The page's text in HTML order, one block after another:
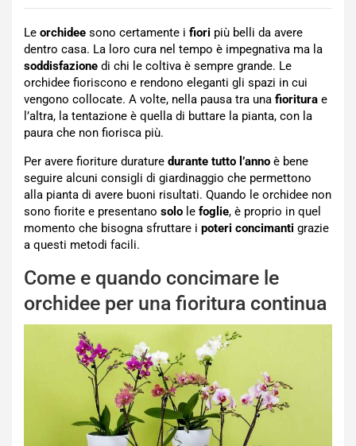
Le orchidee sono certamente i fiori più belli da avere
dentro casa. La loro cura nel tempo è impegnativa ma la
soddisfazione di chi le coltiva è sempre grande. Le
orchidee fioriscono e rendono eleganti gli spazi in cui
vengono collocate. A volte, nella pausa tra una fioritura e
l’altra, la tentazione è quella di buttare la pianta, con la
paura che non fiorisca più.
Per avere fioriture durature durante tutto l’anno è bene
seguire alcuni consigli di giardinaggio che permettono
alla pianta di avere buoni risultati. Quando le orchidee non
sono fiorite e presentano solo le foglie, è proprio in quel
momento che bisogna sfruttare i poteri concimanti grazie
a questi metodi facili.
Come e quando concimare le
orchidee per una fioritura continua